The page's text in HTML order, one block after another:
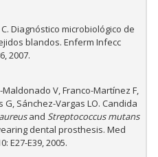
Diagnóstico microbiológico de
blandos. Enferm Infecc
2007.
V, Franco-Martínez F,
Sánchez-Vargas LO. Candida
and Streptococcus mutans
dental prosthesis. Med
E27-E39, 2005.